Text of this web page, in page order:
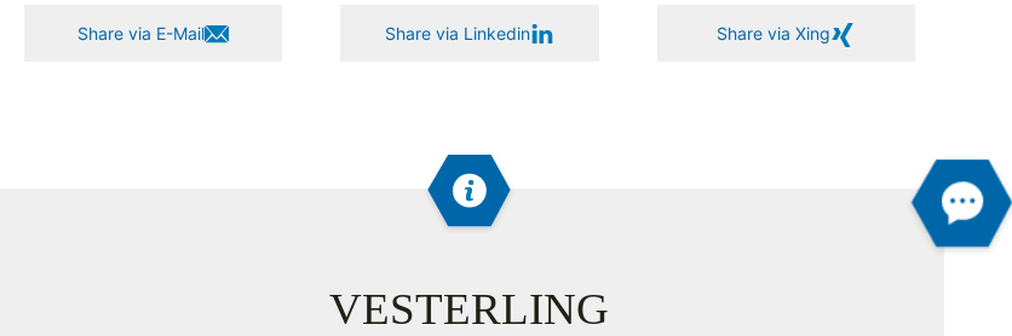
Share via E-Mail Share via Linkedin Share via Xing
VESTERLING